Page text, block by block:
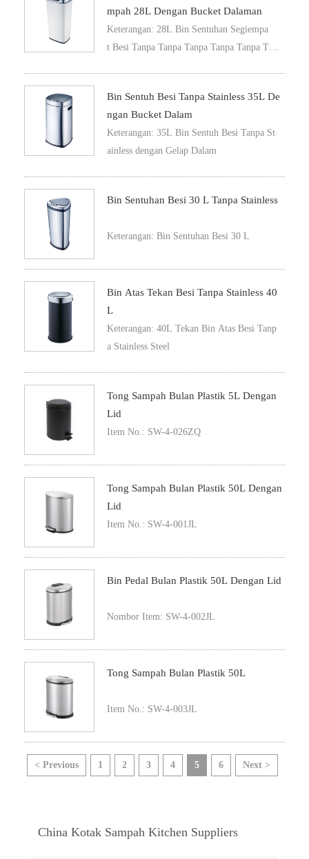
Mpah 28L Dengan Bucket Dalaman
Keterangan: 28L Bin Sentuhan Segiempa
t Besi Tanpa Tanpa Tanpa Tanpa Tanpa Tan
Bin Sentuh Besi Tanpa Stainless 35L De
Ngan Bucket Dalam
Keterangan: 35L Bin Sentuh Besi Tanpa St
ainless dengan Gelap Dalam
Bin Sentuhan Besi 30 L Tanpa Stainless
Keterangan: Bin Sentuhan Besi 30 L
Bin Atas Tekan Besi Tanpa Stainless 40
L
Keterangan: 40L Tekan Bin Atas Besi Tanp
a Stainless Steel
Tong Sampah Bulan Plastik 5L Dengan
Lid
Item No.: SW-4-026ZQ
Tong Sampah Bulan Plastik 50L Dengan
Lid
Item No.: SW-4-001JL
Bin Pedal Bulan Plastik 50L Dengan Lid
Nombor Item: SW-4-002JL
Tong Sampah Bulan Plastik 50L
Item No.: SW-4-003JL
< Previous 1 2 3 4 5 6 Next >
China Kotak Sampah Kitchen Suppliers